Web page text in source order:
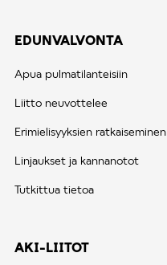
EDUNVALVONTA
Apua pulmatilanteisiin
Liitto neuvottelee
Erimielisyyksien ratkaiseminen
Linjaukset ja kannanotot
Tutkittua tietoa
AKI-LIITOT